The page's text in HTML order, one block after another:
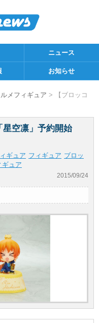
ニュース
お知らせ
メフィギュア > 【ブロッコ
星空凛」予約開始
ギュア フィギュア ブロッ
ギュア
2015/09/24